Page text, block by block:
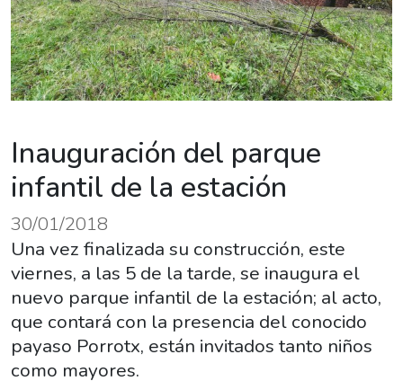
Inauguración del parque
infantil de la estación
30/01/2018
Una vez finalizada su construcción, este
viernes, a las 5 de la tarde, se inaugura el
nuevo parque infantil de la estación; al acto,
que contará con la presencia del conocido
payaso Porrotx, están invitados tanto niños
como mayores.